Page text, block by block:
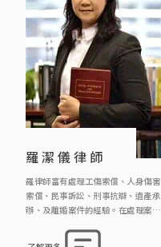
羅潔儀律師
羅律師富有處理工傷索償、人身傷害
索償、民事訴訟、刑事抗辯、遺產承
辦、及離婚案件的經驗。在處理案件
實際的解決方案。 羅律師積極貢獻社